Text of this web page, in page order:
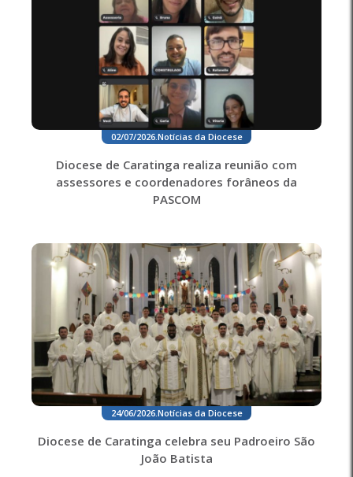
02/07/2026. Notícias da Diocese
Diocese de Caratinga realiza reunião com
assessores e coordenadores forâneos da
PASCOM
24/06/2026. Notícias da Diocese
Diocese de Caratinga celebra seu Padroeiro São
João Batista